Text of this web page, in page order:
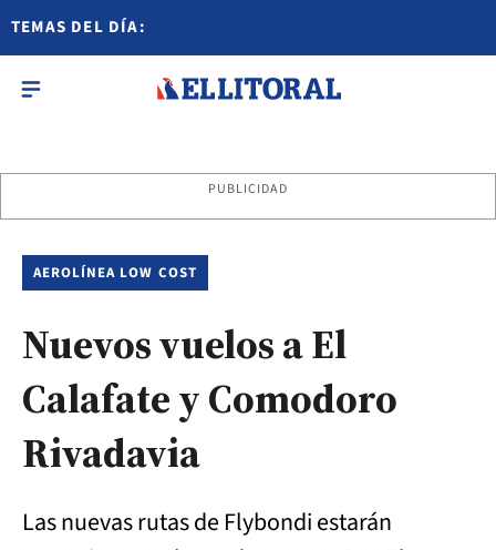
TEMAS DEL DÍA:
PUBLICIDAD
AEROLÍNEA LOW COST
Nuevos vuelos a El
Calafate y Comodoro
Rivadavia
Las nuevas rutas de Flybondi estarán